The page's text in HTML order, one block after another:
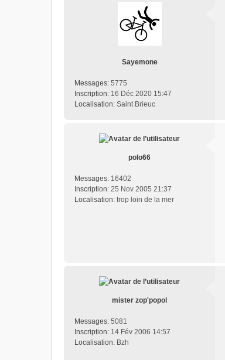
Sayemone
Messages: 5775
Inscription: 16 Déc 2020 15:47
Localisation: Saint Brieuc
polo66
Messages: 16402
Inscription: 25 Nov 2005 21:37
Localisation: trop loin de la mer
mister zop'popol
Messages: 5081
Inscription: 14 Fév 2006 14:57
Localisation: Bzh